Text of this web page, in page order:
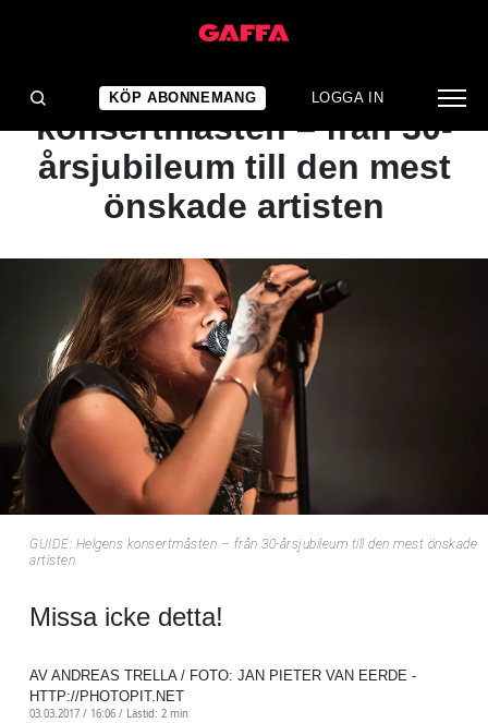
KÖP ABONNEMANG LOGGA IN
ARTIKEL
GUIDE: Helgens
konsertmåsten – från 30-
årsjubileum till den mest
önskade artisten
GUIDE: Helgens konsertmåsten – från 30-årsjubileum till den mest önskade
artisten
Missa icke detta!
AV ANDREAS TRELLA / FOTO: JAN PIETER VAN EERDE -
HTTP://PHOTOPIT.NET
03.03.2017 / 16:06 / Lästid: 2 min